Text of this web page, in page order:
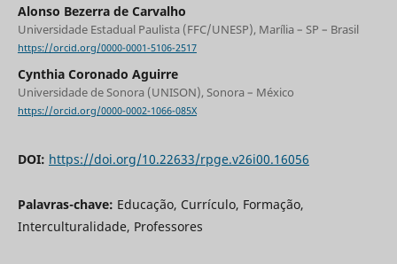
Alonso Bezerra de Carvalho
Universidade Estadual Paulista (FFC/UNESP), Marília – SP – Brasil
https://orcid.org/0000-0001-5106-2517
Cynthia Coronado Aguirre
Universidade de Sonora (UNISON), Sonora – México
https://orcid.org/0000-0002-1066-085X
DOI: https://doi.org/10.22633/rpge.v26i00.16056
Palavras-chave: Educação, Currículo, Formação,
Interculturalidade, Professores